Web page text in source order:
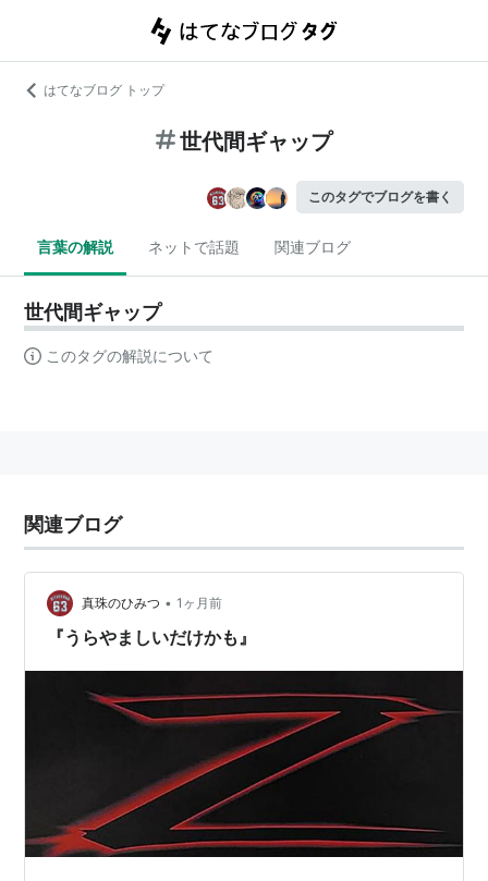
はてなブログ トップ
世代間ギャップ
このタグでブログを書く
言葉の解説 ネットで話題 関連ブログ
世代間ギャップ
このタグの解説について
関連ブログ
真珠のひみつ • 1ヶ月前
『うらやましいだけかも』